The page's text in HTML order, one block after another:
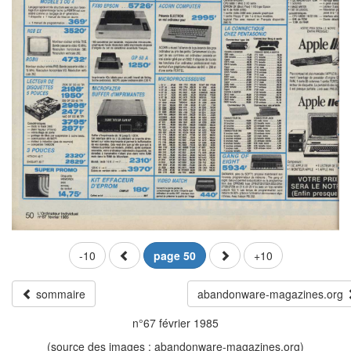
-10 page 50 +10
sommaire
abandonware-magazines.org
n°67 février 1985
(source des images : abandonware-magazines.org)